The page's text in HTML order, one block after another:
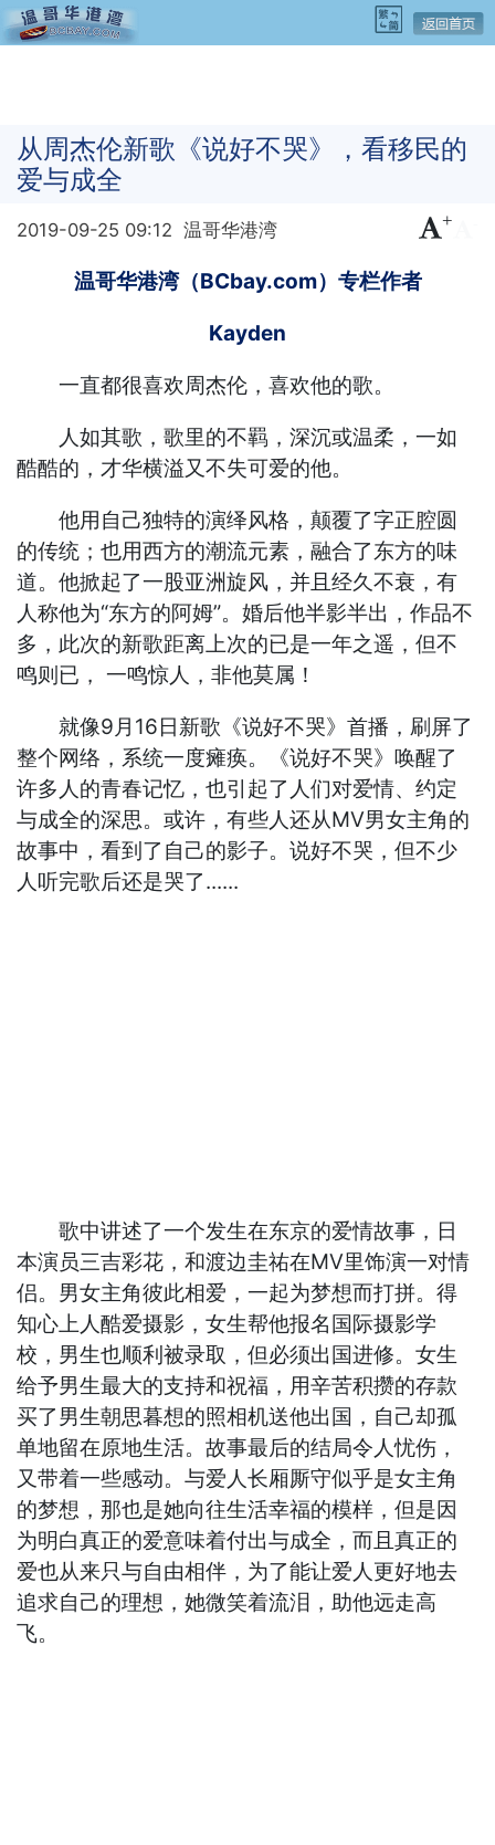
从周杰伦新歌《说好不哭》，看移民的
爱与成全
2019-09-25 09:12 温哥华港湾 +
温哥华港湾（BCbay.com）专栏作者
Kayden
一直都很喜欢周杰伦，喜欢他的歌。
人如其歌，歌里的不羁，深沉或温柔，一如
酷酷的，才华横溢又不失可爱的他。
他用自己独特的演绎风格，颠覆了字正腔圆
的传统；也用西方的潮流元素，融合了东方的味
道。他掀起了一股亚洲旋风，并且经久不衰，有
人称他为“东方的阿姆”。婚后他半影半出，作品不
多，此次的新歌距离上次的已是一年之遥，但不
鸣则已， 一鸣惊人，非他莫属！
就像9月16日新歌《说好不哭》首播，刷屏了
整个网络，系统一度瘫痪。《说好不哭》唤醒了
许多人的青春记忆，也引起了人们对爱情、约定
与成全的深思。或许，有些人还从MV男女主角的
故事中，看到了自己的影子。说好不哭，但不少
人听完歌后还是哭了......
歌中讲述了一个发生在东京的爱情故事，日
本演员三吉彩花，和渡边圭祐在MV里饰演一对情
侣。男女主角彼此相爱，一起为梦想而打拼。得
知心上人酷爱摄影，女生帮他报名国际摄影学
校，男生也顺利被录取，但必须出国进修。女生
给予男生最大的支持和祝福，用辛苦积攒的存款
买了男生朝思暮想的照相机送他出国，自己却孤
单地留在原地生活。故事最后的结局令人忧伤，
又带着一些感动。与爱人长厢厮守似乎是女主角
的梦想，那也是她向往生活幸福的模样，但是因
为明白真正的爱意味着付出与成全，而且真正的
爱也从来只与自由相伴，为了能让爱人更好地去
追求自己的理想，她微笑着流泪，助他远走高
飞。